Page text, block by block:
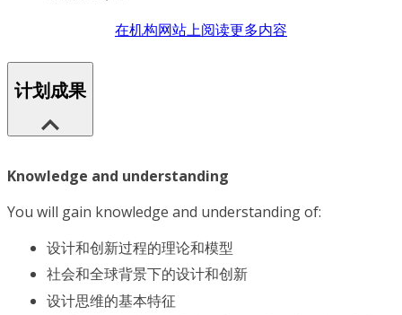
在机构网站上阅读更多内容
计划成果
Knowledge and understanding
You will gain knowledge and understanding of:
设计和创新过程的理论和模型
社会和全球背景下的设计和创新
设计思维的基本特征